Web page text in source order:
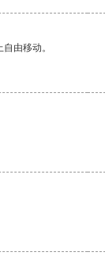
由移动。